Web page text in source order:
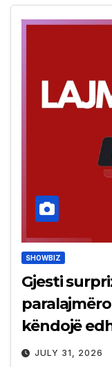
SHOWBIZ
Gjesti
këndojë
JULY 31, 2026